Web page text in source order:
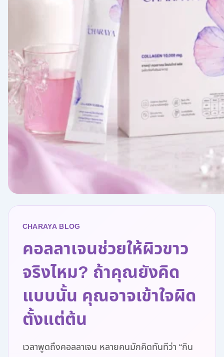
CHARAYA BLOG
คอลลาเจนช่วยให้ผิวขาว
จริงไหม? ถ้าคุณยังคิด
แบบนั้น คุณอาจเข้าใจผิด
ตั้งแต่ต้น
เวลาพูดถึงคอลลาเจน หลายคนมักคิดทันทีว่า “กิน